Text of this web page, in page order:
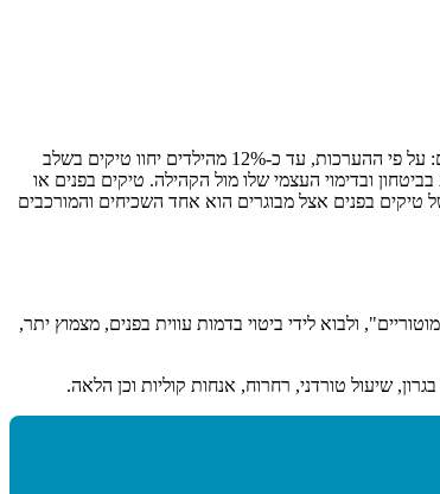
טיקים הם תנועות בלתי רצוניות של שרירי הגוף, המאופיינות בכך שהן פתאומיות, חוזרות וחסרות קצב קבוע. הם גם נפוצים הרבה יותר ממה שחלק מהאנשים חושבים: על פי ההערכות, עד כ-12% מהילדים יחוו טיקים בשלב
ובדימוי העצמי שלו מול הקהילה. טיקים בפנים או
טיקים בפנים אצל מבוגרים הוא אחד השכיחים והמורכבים
ולבוא לידי ביטוי בדמות עווית בפנים, מצמוץ יתר,
שיעול טורדני, רחרוח, אנחות קוליות וכן הלאה.